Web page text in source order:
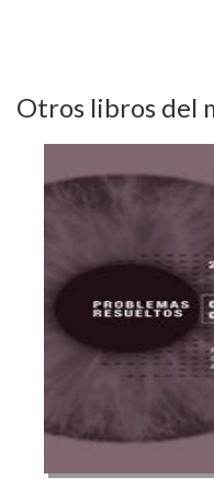
Otros libros del